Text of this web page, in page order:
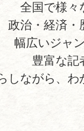
全国で様々
政治・経済・
幅広いジャ
豊富な記
しながら、わ